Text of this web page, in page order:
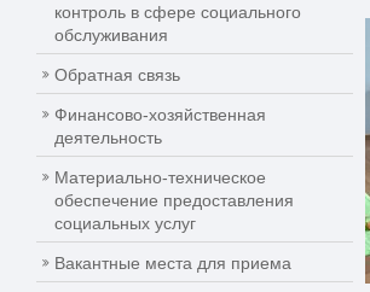
контроль в сфере социального
обслуживания
Обратная связь
Финансово-хозяйственная
деятельность
Материально-техническое
обеспечение предоставления
социальных услуг
Вакантные места для приема